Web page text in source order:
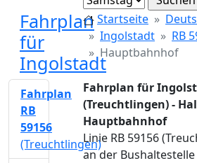
Fahrplan
für
Ingolstadt
Startseite
Ingolstadt
RB
Hauptbahnhof
Fahrplan für
(Treuchtlingen) -
Hauptbahnhof
Linie RB 59156
an der
Fahrplan
RB
59156
(Treuchtlingen)